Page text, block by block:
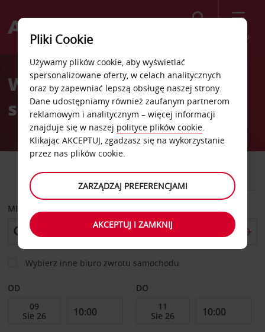
Menu
Welcome
AvisWypożyczalnia
samochodów Böbingen
DOSTAWCZY
MIEJSCE ODBIORU
Wybierz inne biuro zwrotu samochodu
OD DO
Pliki Cookie
Używamy plików cookie, aby wyświetlać
spersonalizowane oferty, w celach analitycznych
oraz by zapewniać lepszą obsługę naszej strony.
Dane udostępniamy również zaufanym partnerom
reklamowym i analitycznym – więcej informacji
znajduje się w naszej polityce plików cookie.
Klikając AKCEPTUJ, zgadzasz się na wykorzystanie
przez nas plików cookie.
ZARZĄDZAJ PREFERENCJAMI
AKCEPTUJ I ZAMKNIJ